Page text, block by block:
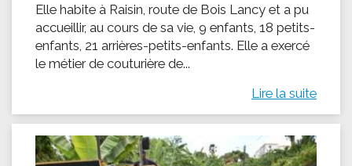
Elle habite à Raisin, route de Bois Lancy et a pu
accueillir, au cours de sa vie, 9 enfants, 18 petits-
enfants, 21 arrières-petits-enfants. Elle a exercé
le métier de couturière de...
Lire la suite